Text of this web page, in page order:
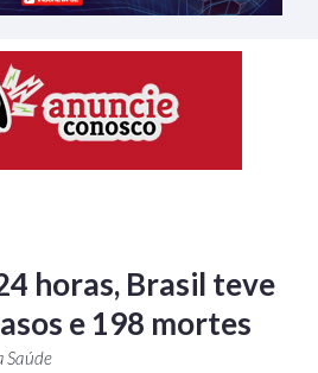
horas, Brasil teve
e 198 mortes
Saúde